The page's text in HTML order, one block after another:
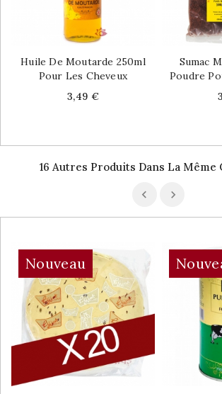
Huile De Moutarde 250ml
Pour Les Cheveux
Price
3,49 €
Sumac
Poudre
16 Autres Produits Dans La Même
Nouveau